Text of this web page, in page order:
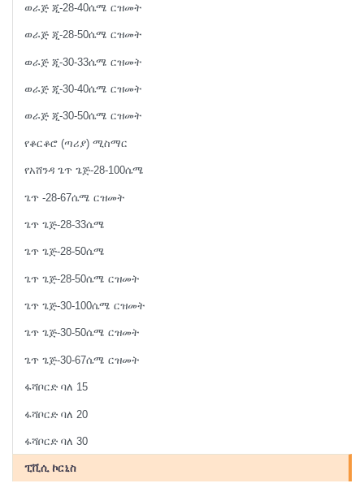
ወራጅ ጂ-28-40ሴሜ ርዝመት
ወራጅ ጂ-28-50ሴሜ ርዝመት
ወራጅ ጂ-30-33ሴሜ ርዝመት
ወራጅ ጂ-30-40ሴሜ ርዝመት
ወራጅ ጂ-30-50ሴሜ ርዝመት
የቆርቆሮ (ጣሪያ) ሚስማር
የአሸንዳ ጌጥ ጌጅ-28-100ሴሜ
ጌጥ -28-67ሴሜ ርዝመት
ጌጥ ጌጅ-28-33ሴሜ
ጌጥ ጌጅ-28-50ሴሜ
ጌጥ ጌጅ-28-50ሴሜ ርዝመት
ጌጥ ጌጅ-30-100ሴሜ ርዝመት
ጌጥ ጌጅ-30-50ሴሜ ርዝመት
ጌጥ ጌጅ-30-67ሴሜ ርዝመት
ፋሻቦርድ ባለ 15
ፋሻቦርድ ባለ 20
ፋሻቦርድ ባለ 30
ፒቪሲ ኮርኒስ